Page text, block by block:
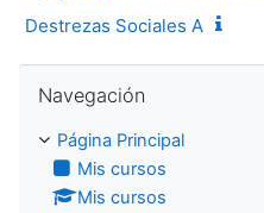
Destrezas Sociales A
Navegación
Página Principal
Mis cursos
Mis cursos